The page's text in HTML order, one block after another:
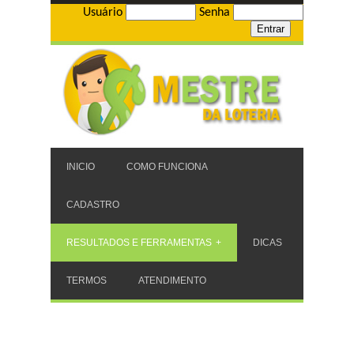
Usuário Senha
INICIO COMO FUNCIONA
CADASTRO
RESULTADOS E FERRAMENTAS DICAS
TERMOS ATENDIMENTO